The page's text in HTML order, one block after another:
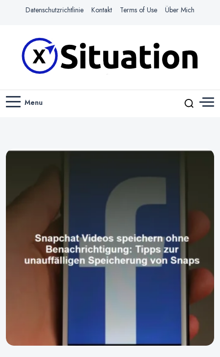
Datenschutzrichtlinie Kontakt Terms of Use Über Mich
X-SITUATION
Menu